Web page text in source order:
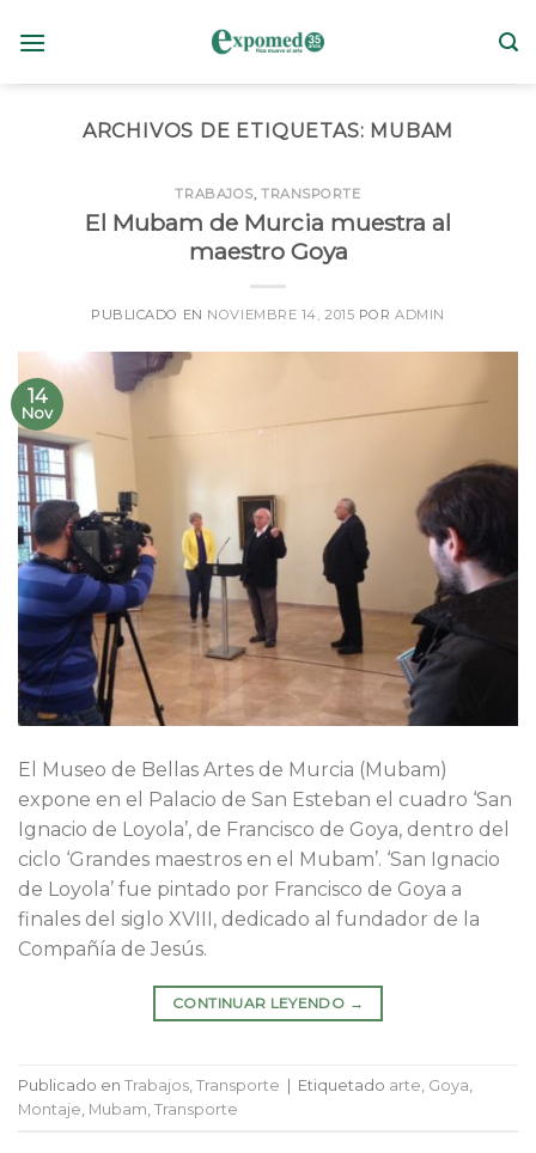
ARCHIVOS DE ETIQUETAS: MUBAM
TRABAJOS, TRANSPORTE
El Mubam de Murcia muestra al
maestro Goya
PUBLICADO EN NOVIEMBRE 14, 2015 PORADMIN
14
Nov
El Museo de Bellas Artes de Murcia (Mubam)
expone en el Palacio de San Esteban el cuadro ‘San
Ignacio de Loyola’, de Francisco de Goya, dentro del
ciclo ‘Grandes maestros en el Mubam’. ‘San Ignacio
de Loyola’ fue pintado por Francisco de Goya a
finales del siglo XVIII, dedicado al fundador de la
Compañía de Jesús.
CONTINUAR LEYENDO →
Publicado en Trabajos Transporte | Etiquetado arte Goya
Montaje Mubam Transporte